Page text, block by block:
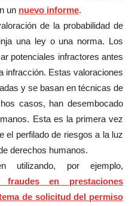
un nuevo informe.
de la probabilidad de
una ley o una norma. Los
potenciales infractores antes
infracción. Estas valoraciones
y se basan en técnicas de
casos, han desembocado
Esta es la primera vez
el perfilado de riesgos a la luz
derechos humanos.
utilizando, por ejemplo,
fraudes en prestaciones
de solicitud del permiso